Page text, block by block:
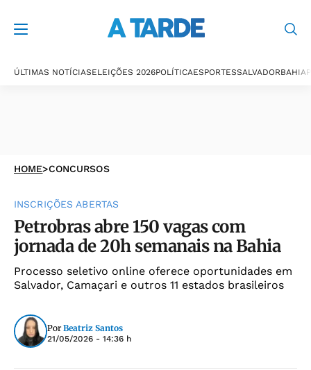
ÚLTIMAS NOTÍCIASELEIÇÕES 2026POLÍTICAESPORTESSALVADORBAHIA
HOME>CONCURSOS
INSCRIÇÕES ABERTAS
Petrobras abre 150 vagas com
jornada de 20h semanais na Bahia
Processo seletivo online oferece oportunidades em
Salvador, Camaçari e outros 11 estados brasileiros
Por Beatriz Santos
21/05/2026 - 14:36 h